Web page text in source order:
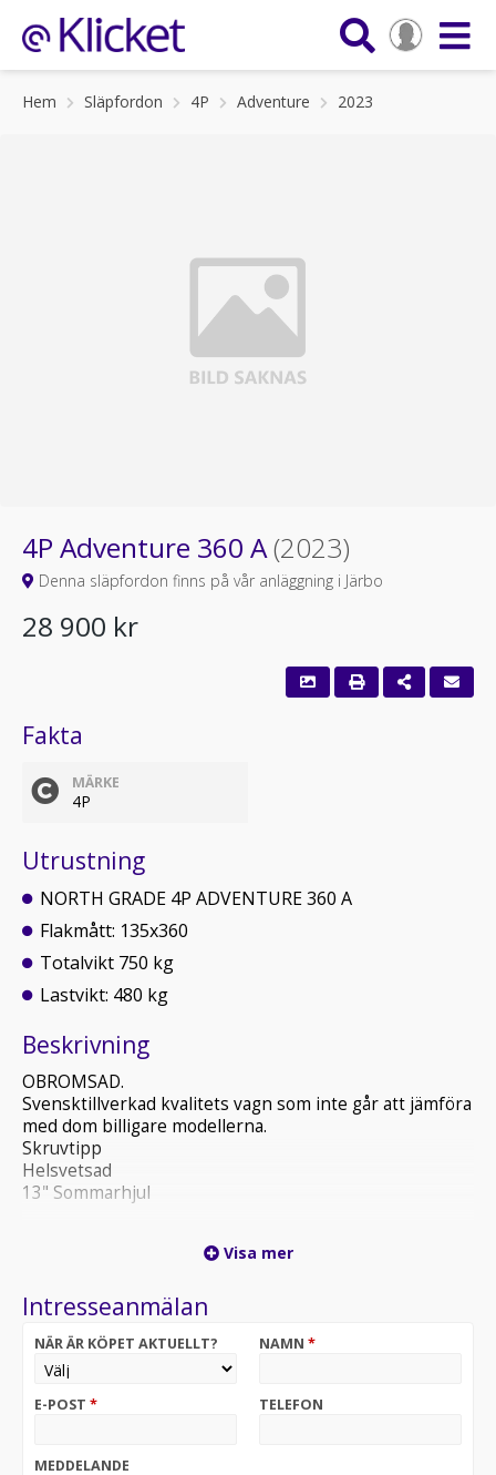
Hem Släpfordon 4P Adventure 2023
4P Adventure 360 A(2023)
Denna släpfordon finns på vår anläggning i Järbo
28 900 kr
Fakta
MÄRKE
4P
Utrustning
NORTH GRADE 4P ADVENTURE 360 A
Flakmått: 135x360
Totalvikt 750 kg
Lastvikt: 480 kg
Beskrivning
OBROMSAD.
Svensktillverkad kvalitets vagn som inte går att jämföra
med dom billigare modellerna.
Skruvtipp
Helsvetsad
13" Sommarhjul
Visa mer
Intresseanmälan
NÄR ÄR KÖPET AKTUELLT? NAMN *
E-POST * TELEFON
MEDDELANDE